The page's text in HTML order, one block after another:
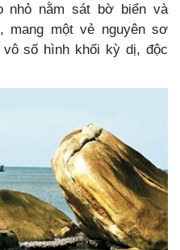
nhỏ nằm sát bờ biển và
mang một vẻ nguyên sơ
số hình khối kỳ dị, độc